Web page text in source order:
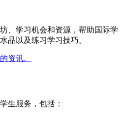
、学习机会和资源，帮助国际学
品以及练习学习技巧。
资讯。
生服务，包括：